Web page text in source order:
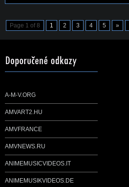
Page 1 of 8 1 2 3 4 5 »
A-M-V.ORG
AMVART2.HU
AMVFRANCE
AMVNEWS.RU
ANIMEMUSICVIDEOS.IT
ANIMEMUSIKVIDEOS.DE